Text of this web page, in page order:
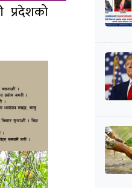
प्रदेशको